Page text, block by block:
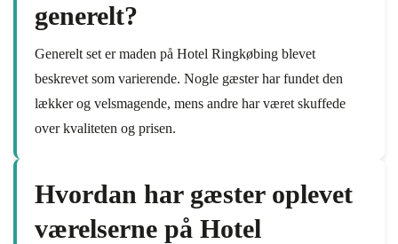
generelt?
Generelt set er maden på Hotel Ringkøbing blevet
beskrevet som varierende. Nogle gæster har fundet den
lækker og velsmagende, mens andre har været skuffede
over kvaliteten og prisen.
Hvordan har gæster oplevet
værelserne på Hotel